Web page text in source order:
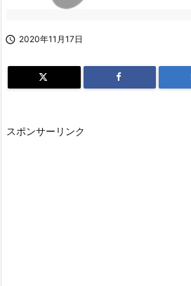
 2020年11月17日
スポンサーリンク